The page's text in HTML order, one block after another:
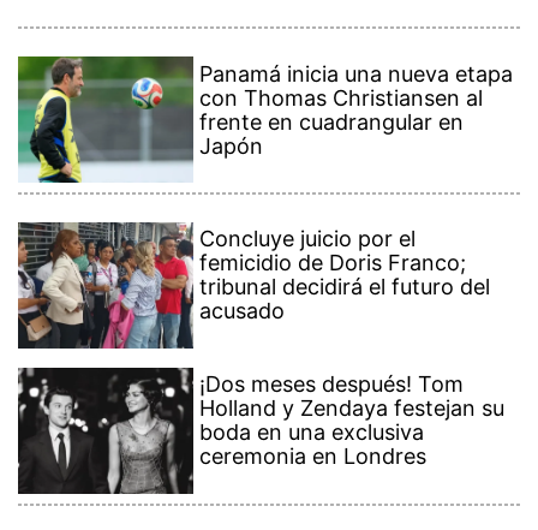
Panamá inicia una nueva etapa
con Thomas Christiansen al
frente en cuadrangular en
Japón
Concluye juicio por el
femicidio de Doris Franco;
tribunal decidirá el futuro del
acusado
¡Dos meses después! Tom
Holland y Zendaya festejan su
boda en una exclusiva
ceremonia en Londres